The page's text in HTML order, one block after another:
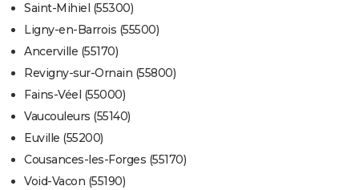
Saint-Mihiel (55300)
Ligny-en-Barrois (55500)
Ancerville (55170)
Revigny-sur-Ornain (55800)
Fains-Véel (55000)
Vaucouleurs (55140)
Euville (55200)
Cousances-les-Forges (55170)
Void-Vacon (55190)